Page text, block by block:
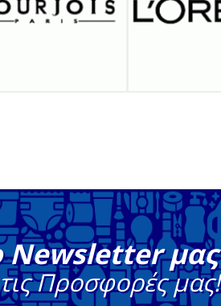
Newsletter μας
Προσφορές μας!